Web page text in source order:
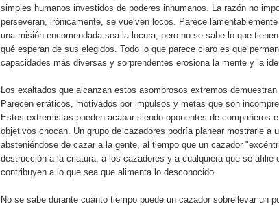
simples humanos investidos de poderes inhumanos. La razón no
perseveran, irónicamente, se vuelven locos. Parece
una misión encomendada sea la locura, pero no se sabe lo que
qué esperan de sus elegidos. Todo lo que parece claro es que
capacidades más diversas y sorprendentes erosiona la mente y la
Los exaltados que alcanzan estos asombrosos extremos demuestran
Parecen erráticos, motivados por impulsos y metas que son
Estos extremistas pueden acabar siendo oponentes de compañeros
objetivos chocan. Un grupo de cazadores podría planear mostrarle a
absteniéndose de cazar a la gente, al tiempo que un cazador
destrucción a la criatura, a los cazadores y a cualquiera que se afilie
contribuyen a lo que sea que alimenta lo desconocido.
No se sabe durante cuánto tiempo puede un cazador sobrellevar un